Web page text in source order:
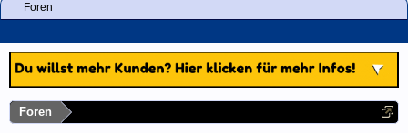
Foren
Foren